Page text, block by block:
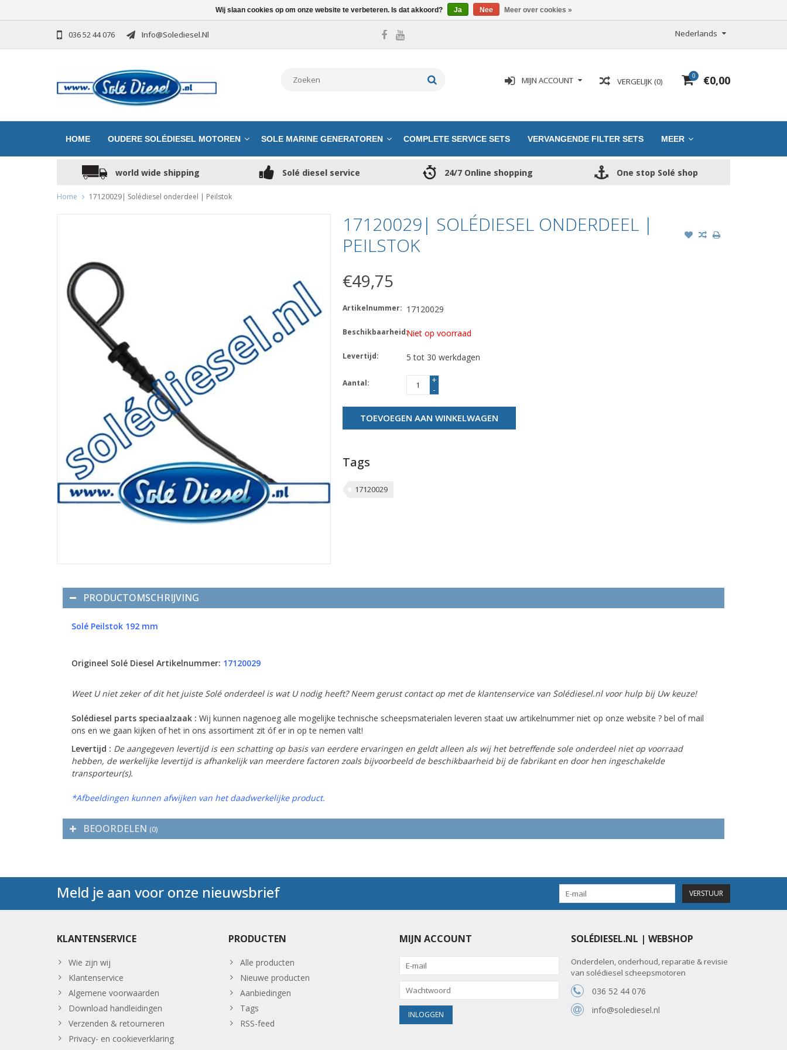
036 52 44 076 Info@solediesel.nl Nederlands
0 €0,00
VERGELIJK (0)
MIJN ACCOUNT
HOME OUDERE SOLÉDIESEL MOTOREN SOLE MARINE GENERATOREN COMPLETE SERVICE SETS VERVANGENDE FILTER SETS MEER
world wide shipping Solé diesel service 24/7 Online shopping One stop Solé shop
Home 17120029| Solédiesel onderdeel | Peilstok
17120029| SOLÉDIESEL ONDERDEEL |
PEILSTOK
€49,75
Artikelnummer: 17120029
Beschikbaarheid:Niet op voorraad
Levertijd: 5 tot 30 werkdagen
Aantal:
+
-
TOEVOEGEN AAN WINKELWAGEN
Tags
17120029
PRODUCTOMSCHRIJVING
Solé Peilstok 192 mm
Origineel Solé Diesel Artikelnummer: 17120029
Weet U niet zeker of dit het juiste Solé onderdeel is wat U nodig heeft? Neem gerust contact op met de klantenservice van Solédiesel.nl voor hulp bij Uw keuze!
Solédiesel parts speciaalzaak : Wij kunnen nagenoeg alle mogelijke technische scheepsmaterialen leveren staat uw artikelnummer niet op onze website ? bel of mail
ons en we gaan kijken of het in ons assortiment zit óf er in op te nemen valt!
Levertijd : De aangegeven levertijd is een schatting op basis van eerdere ervaringen en geldt alleen als wij het betreffende sole onderdeel niet op voorraad
hebben, de werkelijke levertijd is afhankelijk van meerdere factoren zoals bijvoorbeeld de beschikbaarheid bij de fabrikant en door hen ingeschakelde
transporteur(s).
*Afbeeldingen kunnen afwijken van het daadwerkelijke product.
BEOORDELEN (0)
Meld je aan voor onze nieuwsbrief VERSTUUR
KLANTENSERVICE
Wie zijn wij
Klantenservice
Algemene voorwaarden
Download handleidingen
Verzenden & retourneren
Privacy- en cookieverklaring
PRODUCTEN
Alle producten
Nieuwe producten
Aanbiedingen
Tags
RSS-feed
MIJN ACCOUNT SOLÉDIESEL.NL | WEBSHOP
Onderdelen, onderhoud, reparatie & revisie
van solédiesel scheepsmotoren
036 52 44 076
info@solediesel.nl
Wij slaan cookies op om onze website te verbeteren. Is dat akkoord? Ja Nee Meer over cookies »